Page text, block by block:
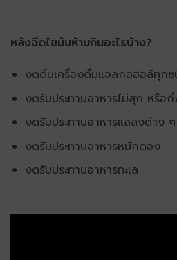
หลังฉีดไขมันห้ามกินอะไรบ้าง?
งดดื่มเครื่องดื่มแอลกอฮอล์ทุก
งดรับประทานอาหารไม่สุก หรือ
งดรับประทานอาหารแสลงต่าง ๆ
งดรับประทานอาหารหมักดอง
งดรับประทานอาหารทะเล